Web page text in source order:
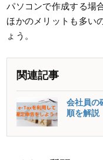
パソコンで作成する場
ほかのメリットも多い
ょう。
関連記事
会社員の
順を解説